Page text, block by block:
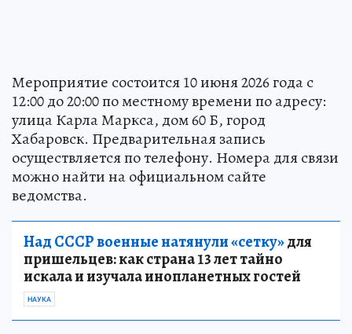
Мероприятие состоится 10 июня 2026 года с
12:00 до 20:00 по местному времени по адресу:
улица Карла Маркса, дом 60 Б, город
Хабаровск. Предварительная запись
осуществляется по телефону. Номера для связи
можно найти на официальном сайте
ведомства.
Над СССР военные натянули «сетку»для
пришельцев: как страна 13 лет тайно
искала и изучала инопланетных гостей
НАУКА